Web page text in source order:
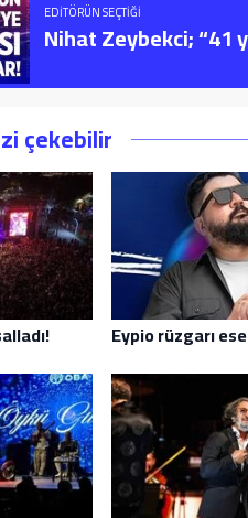
EDITÖRÜN SEÇTIĞI
Nihat Zeybekci; “41
çekebilir
Eypio rüzgarı